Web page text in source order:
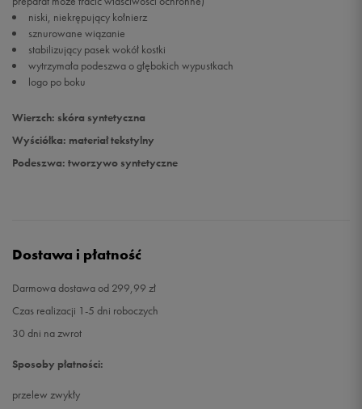
niski, niekrępujący kołnierz
sznurowane wiązanie
stabilizujący pasek wokół kostki
wytrzymała podeszwa o głębokich wypustkach
logo po boku
Wierzch: skóra syntetyczna
Wyściółka: materiał tekstylny
Podeszwa: tworzywo syntetyczne
Dostawa i płatność
Darmowa dostawa od 299,99 zł
Czas realizacji 1-5 dni roboczych
30 dni na zwrot
Sposoby płatności:
przelew zwykły